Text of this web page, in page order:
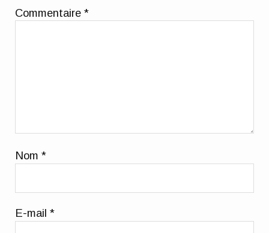
Commentaire*
Nom*
E-mail*